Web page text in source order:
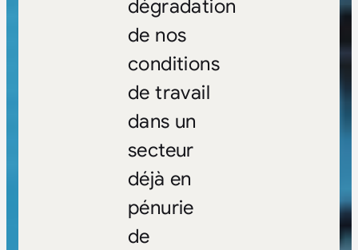
dégradation
de nos
conditions
de travail
dans un
secteur
déjà en
pénurie
de